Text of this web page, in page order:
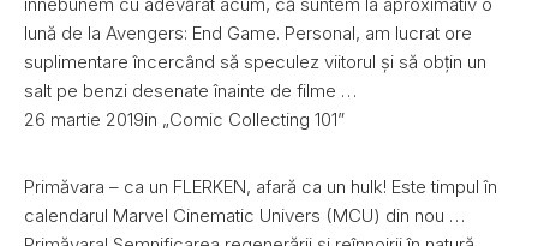
lună de la Avengers: End Game. Personal, am lucrat ore
suplimentare încercând să speculez viitorul și să obțin un
salt pe benzi desenate înainte de filme …
26 martie 2019in „Comic Collecting 101”
Primăvara – ca un FLERKEN, afară ca un hulk! Este timpul în
calendarul Marvel Cinematic Univers (MCU) din nou …